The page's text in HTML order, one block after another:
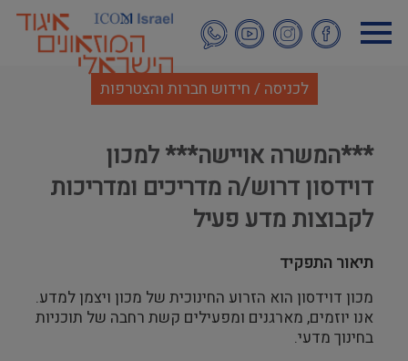
לתוכן
העיקרי
לכניסה / חידוש חברות והצטרפות
***המשרה אויישה*** למכון
דוידסון דרוש/ה מדריכים ומדריכות
לקבוצות מדע פעיל
תיאור התפקיד
מכון דוידסון הוא הזרוע החינוכית של מכון ויצמן למדע.
אנו יוזמים, מארגנים ומפעילים קשת רחבה של תוכניות
בחינוך מדעי.